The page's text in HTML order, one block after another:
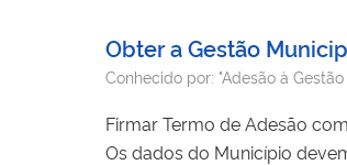
Obter a Gestão
Conhecido por: "Adesão à
Firmar Termo de Adesão
Os dados do Município